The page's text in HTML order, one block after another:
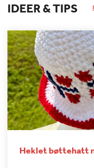
IDEER & TIPS
Heklet bøttehatt